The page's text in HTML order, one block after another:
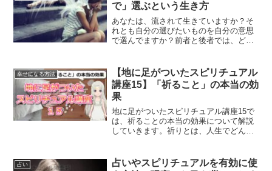
で」選ぶという生き方
あなたは、流されて生きていますか？そ
れとも自分の選びたいものを自分の意思
で選んでますか？前者と後者では、どん
生について、ご紹介します。
幸せになる方法
【地に足がついたスピリチュアル
講座15】「祈ること」の本当の効
果
地に足がついたスピリチュアル講座15で
は、祈ることの本当の効果について解説
していきます。祈りとは、人生でどんな
占い
占いやスピリチュアルを有効に使